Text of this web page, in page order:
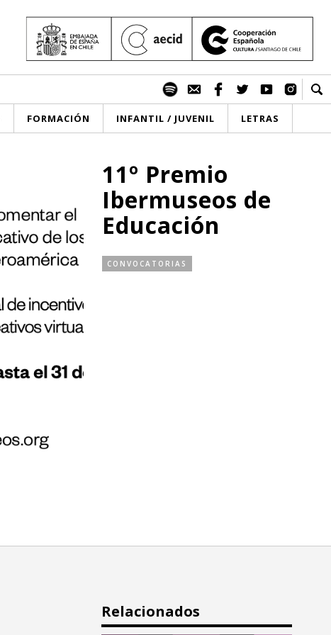
FORMACIÓN INFANTIL / JUVENIL LETRAS
11º Premio
Ibermuseos de
Educación
CONVOCATORIAS
Relacionados